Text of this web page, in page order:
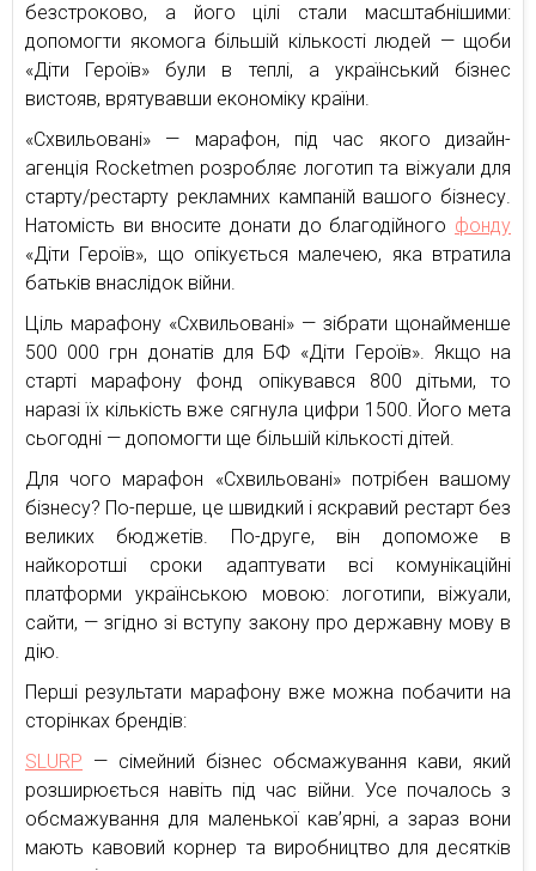
безстроково, а його цілі стали масштабнішими:
допомогти якомога більшій кількості людей — щоби
«Діти Героїв» були в теплі, а український бізнес
вистояв, врятувавши економіку країни.
«Схвильовані» — марафон, під час якого дизайн-
агенція Rocketmen розробляє логотип та віжуали для
старту/рестарту рекламних кампаній вашого бізнесу.
Натомість ви вносите донати до благодійного фонду
«Діти Героїв», що опікується малечею, яка втратила
батьків внаслідок війни.
Ціль марафону «Схвильовані» — зібрати щонайменше
500 000 грн донатів для БФ «Діти Героїв». Якщо на
старті марафону фонд опікувався 800 дітьми, то
наразі їх кількість вже сягнула цифри 1500. Його мета
сьогодні — допомогти ще більшій кількості дітей.
Для чого марафон «Схвильовані» потрібен вашому
бізнесу? По-перше, це швидкий і яскравий рестарт без
великих бюджетів. По-друге, він допоможе в
найкоротші сроки адаптувати всі комунікаційні
платформи українською мовою: логотипи, віжуали,
сайти, — згідно зі вступу закону про державну мову в
дію.
Перші результати марафону вже можна побачити на
сторінках брендів:
SLURP — сімейний бізнес обсмажування кави, який
розширюється навіть під час війни. Усе почалось з
обсмажування для маленької кав’ярні, а зараз вони
мають кавовий корнер та виробництво для десятків